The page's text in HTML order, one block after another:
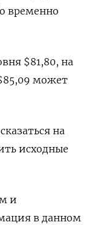
временно
$81,80, на
может
на
исходные
и
в данном